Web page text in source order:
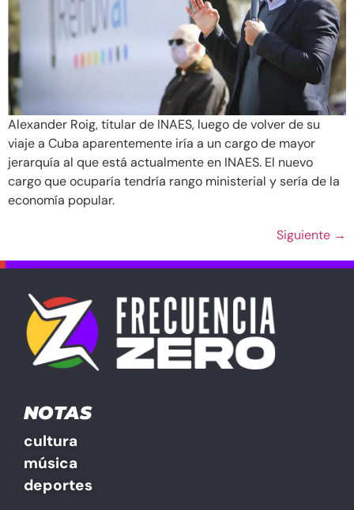
Alexander Roig, titular de INAES, luego de volver de su
viaje a Cuba aparentemente iría a un cargo de mayor
jerarquía al que está actualmente en INAES. El nuevo
cargo que ocuparía tendría rango ministerial y sería de la
economía popular.
Siguiente →
NOTAS
cultura
música
deportes